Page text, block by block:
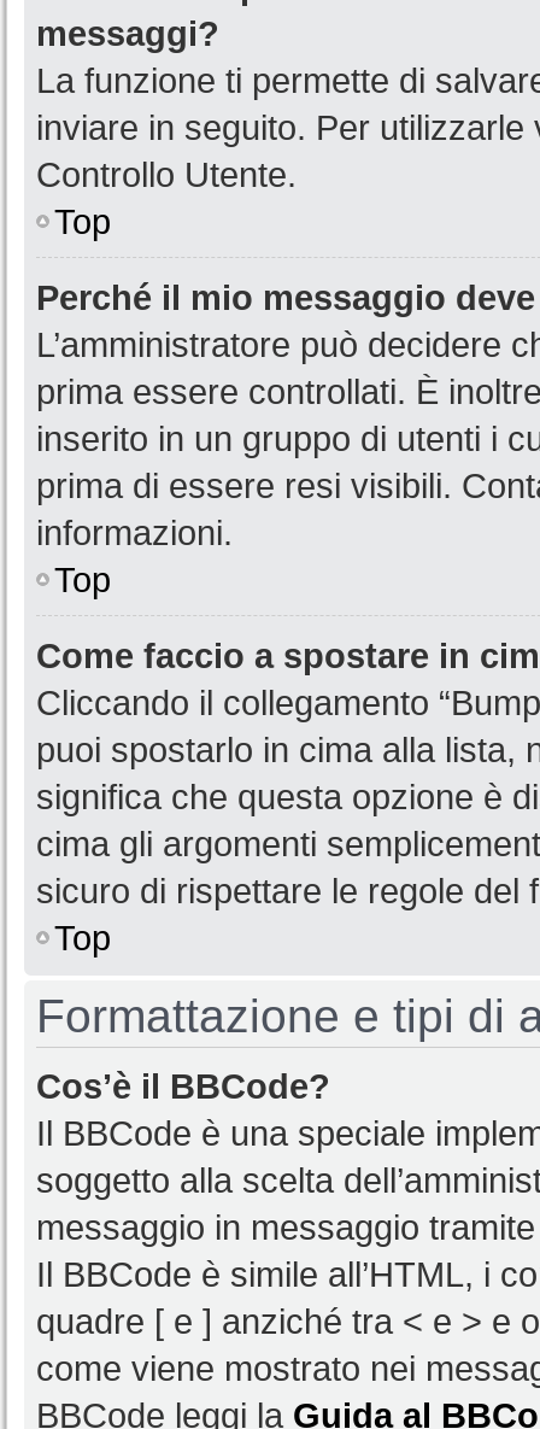
messaggi?
La funzione ti permette di
inviare in seguito. Per utilizzarle
Controllo Utente.
Top
Perché il mio messaggio
L’amministratore può decidere
prima essere controllati. È
inserito in un gruppo di utenti i
prima di essere resi visibili.
informazioni.
Top
Come faccio a spostare in
Cliccando il collegamento
puoi spostarlo in cima alla lista,
significa che questa opzione è
cima gli argomenti
sicuro di rispettare le regole del
Top
Formattazione e tipi di
Cos’è il BBCode?
Il BBCode è una speciale
soggetto alla scelta
messaggio in messaggio
Il BBCode è simile all’HTML, i
quadre [ e ] anziché tra < e > e
come viene mostrato nei
BBCode leggi la Guida al